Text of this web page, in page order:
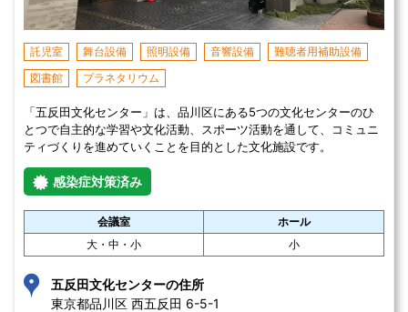
託児室 舞台設備 照明設備 音響設備
難聴者用補助設備
図書館
プラネタリウム
「五反田文化センター」は、品川区にある5つの文化センターのひ
とつで自主的な学習や文化活動、スポーツ活動を通して、コミュニ
ティづくりを進めていくことを目的とした文化施設です。
感染症対策済み
会議室
ホール
大・中・小
小
五反田文化センターの住所
東京都品川区 西五反田 6-5-1